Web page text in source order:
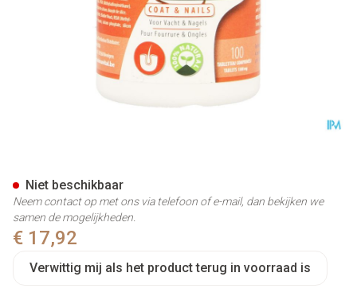
€ 17,92
Verwittig mij als het product terug in voorraad is
Niet beschikbaar
Neem contact op met ons via telefoon of e-mail, dan bekijken we
samen de mogelijkheden.